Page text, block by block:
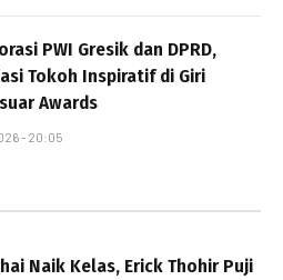
PWI Gresik dan DPRD,
Tokoh Inspiratif di Giri
Awards
- 20:05
Naik Kelas, Erick Thohir Puji